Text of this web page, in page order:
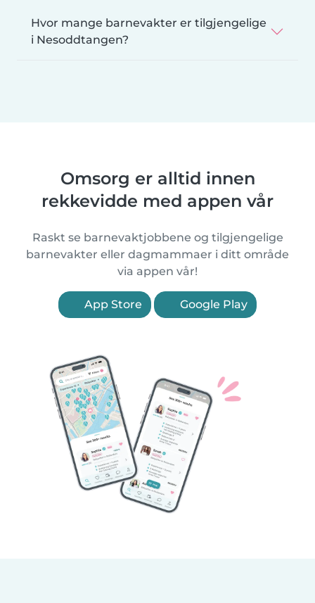
Hvor mange barnevakter er tilgjengelige
i Nesoddtangen?
Omsorg er alltid innen
rekkevidde med appen vår
Raskt se barnevaktjobbene og tilgjengelige
barnevakter eller dagmammaer i ditt område
via appen vår!
App Store Google Play